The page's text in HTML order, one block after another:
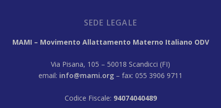
SEDE LEGALE
MAMI – Movimento Allattamento Materno Italiano ODV
Via Pisana, 105 – 50018 Scandicci (FI)
email: info@mami.org – fax: 055 3906 9711
Codice Fiscale: 94074040489